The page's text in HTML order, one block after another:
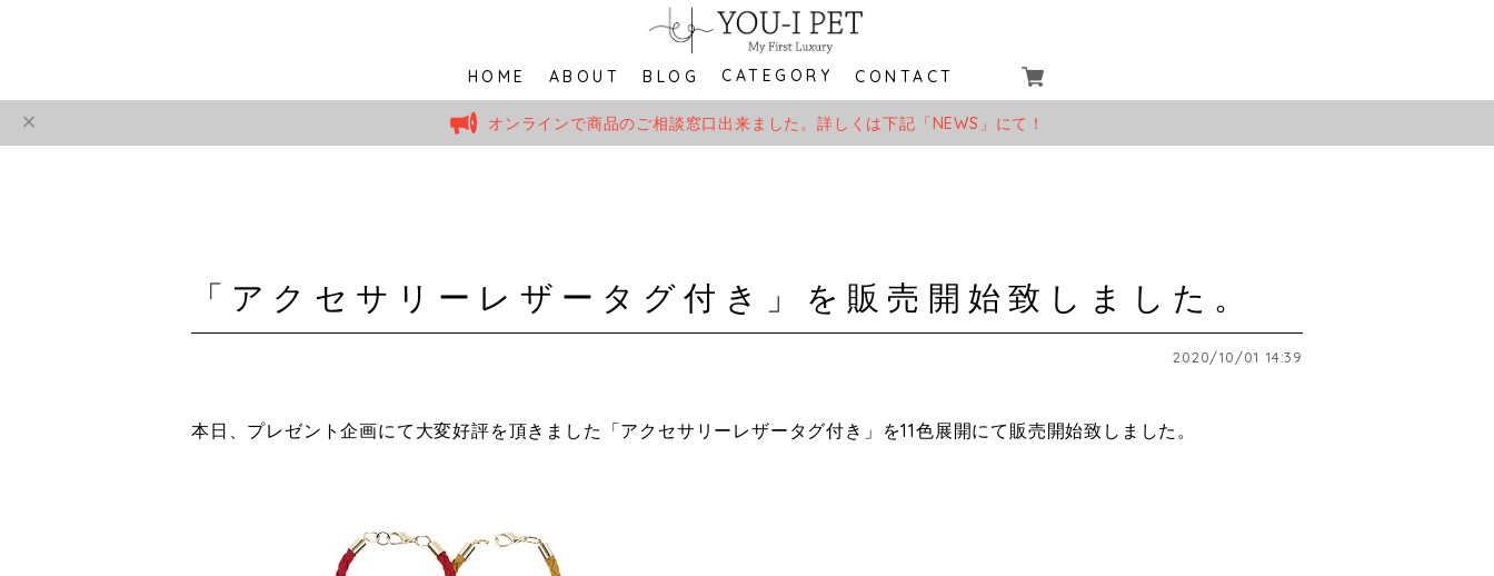
オンラインで商品のご相談窓口出来ました。詳しくは下記「NEWS」にて！
HOME ABOUT BLOG CATEGORY CONTACT
「アクセサリーレザータグ付き」を販売開始致しました。
2020/10/01 14:39
本日、プレゼント企画にて大変好評を頂きました「アクセサリーレザータグ付き」を11色展開にて販売開始致しました。